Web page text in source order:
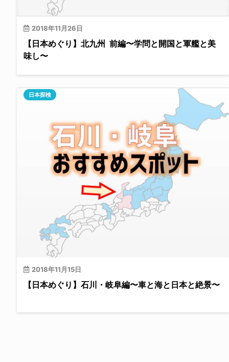
2018年11月26日
【日本めぐり】北九州 前編〜学問と開国と軍艦と美
味し〜
2018年11月15日
日本探検
【日本めぐり】石川・岐阜編〜車と海と日本と絶景〜